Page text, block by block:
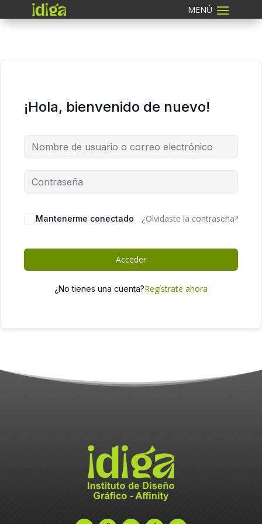
¡Hola, bienvenido de nuevo!
Mantenerme conectado ¿Olvidaste la contraseña?
Acceder
¿No tienes una cuenta?Regístrate ahora